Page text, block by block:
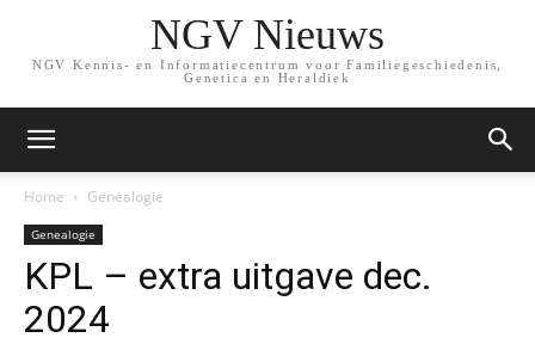
NGV Nieuws
NGV Kennis- en Informatiecentrum voor Familiegeschiedenis,
Genetica en Heraldiek
Home Genealogie
Genealogie
KPL – extra uitgave dec.
2024